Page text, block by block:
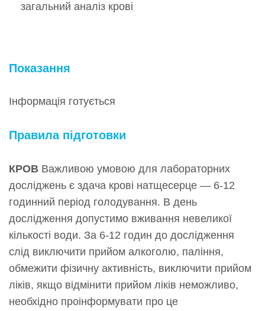
загальний аналіз крові
Показання
Інформація готується
Правила підготовки
КРОВ Важливою умовою для лабораторних
досліджень є здача крові натщесерце — 6-12
годинний період голодування. В день
дослідження допустимо вживання невеликої
кількості води. За 6-12 годин до дослідження
слід виключити прийом алкоголю, паління,
обмежити фізичну активність, виключити прийом
ліків, якщо відмінити прийом ліків неможливо,
необхідно проінформувати про це